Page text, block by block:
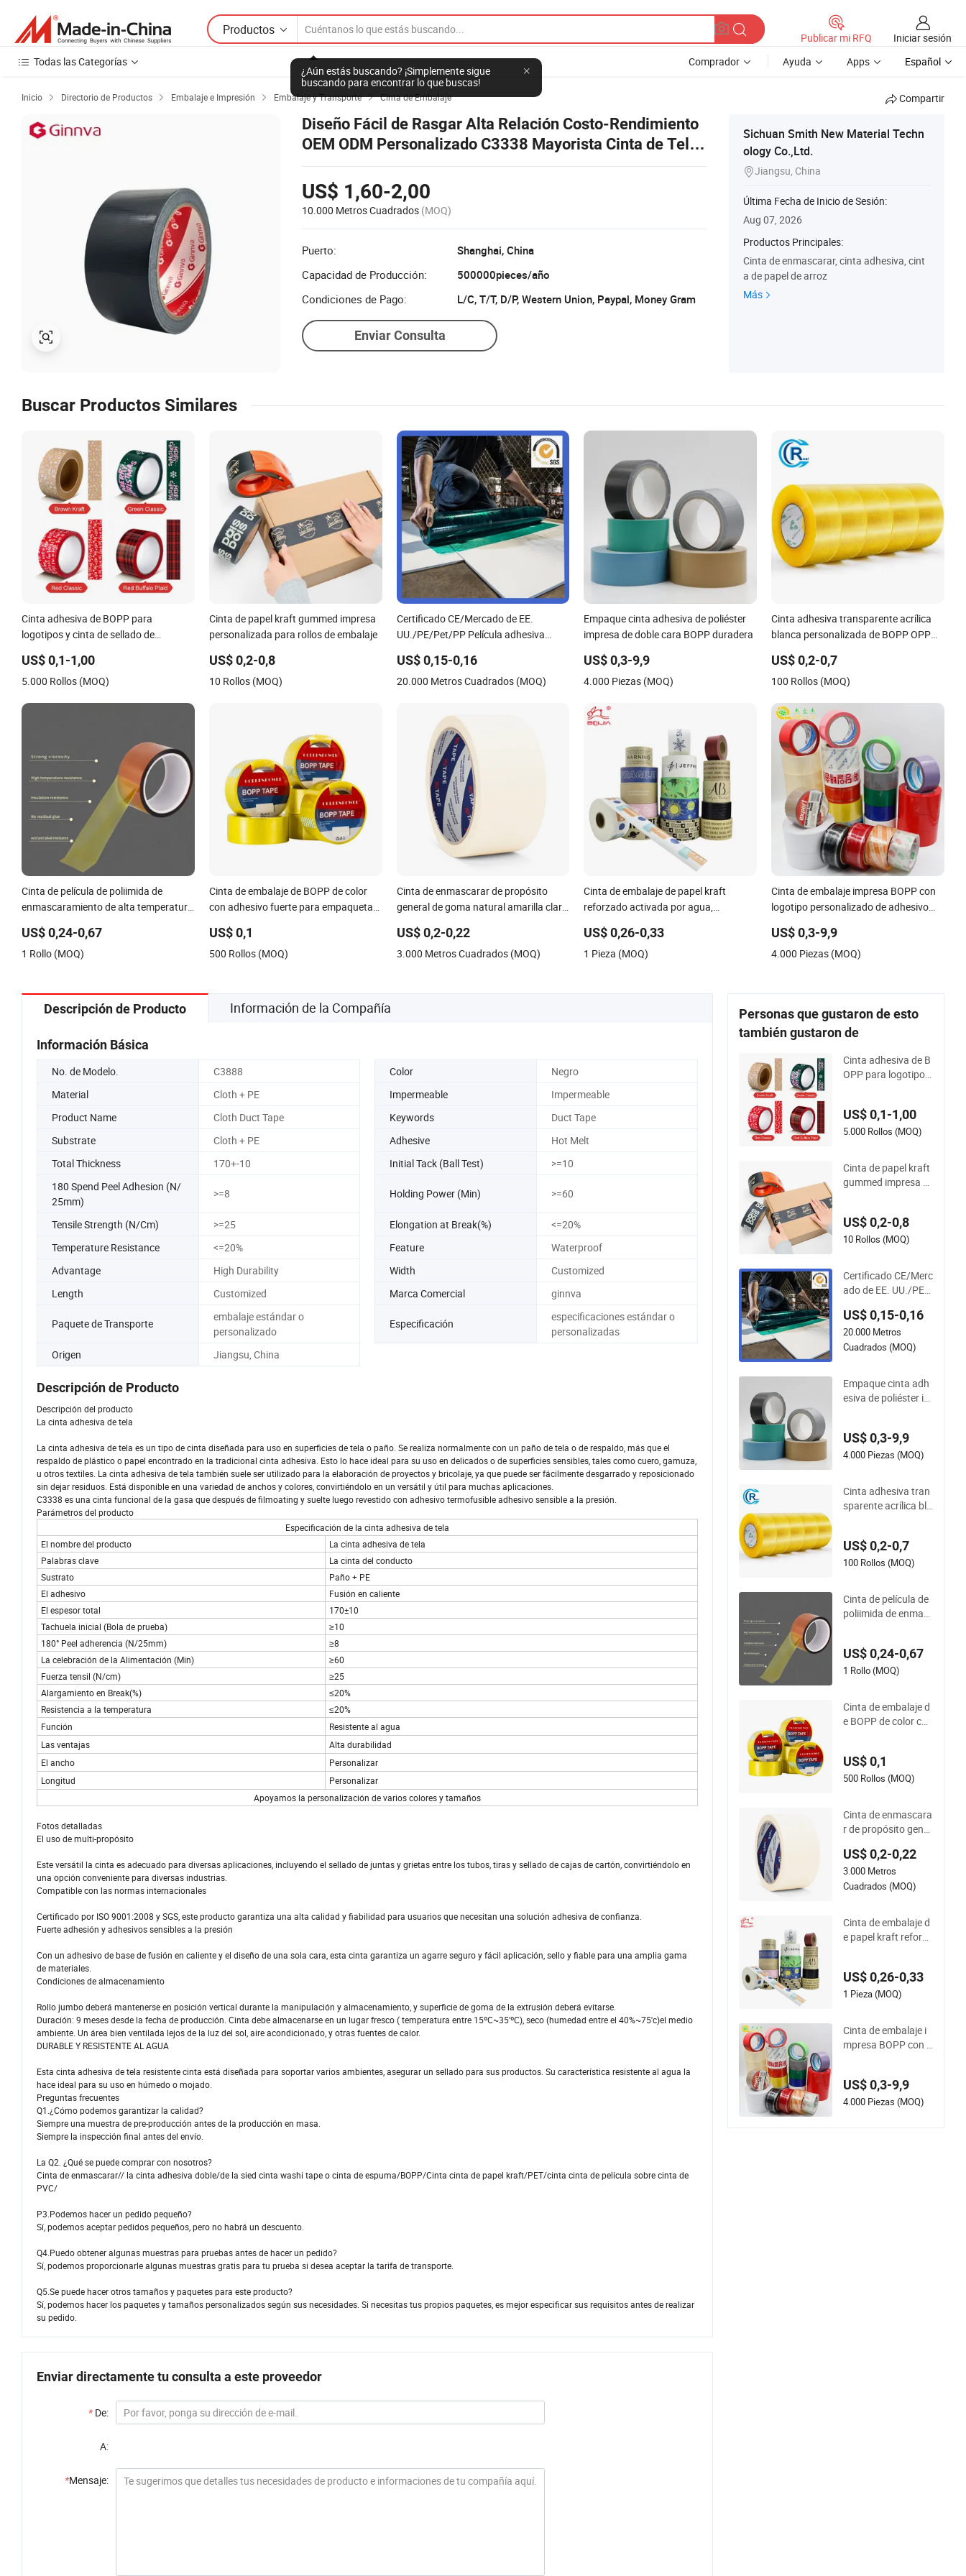
Productos
¿Aún estás buscando? ¡Simplemente sigue
buscando para encontrar lo que buscas!
Publicar mi RFQ
Iniciar sesión
Todas las Categorías
Comprador Ayuda Apps Español
Inicio  Directorio de Productos  Embalaje e Impresión  Embalaje y Transporte  Cinta de Embalaje Compartir
Diseño Fácil de Rasgar Alta Relación Costo-Rendimiento
OEM ODM Personalizado C3338 Mayorista Cinta de Tela
Barata
US$ 1,60-2,00
10.000 Metros Cuadrados (MOQ)
Puerto:
Shanghai, China
Capacidad de Producción:
500000pieces/año
Condiciones de Pago:
L/C, T/T, D/P, Western Union, Paypal, Money Gram
Enviar Consulta
Sichuan Smith New Material Techn
ology Co.,Ltd.
Jiangsu, China
Última Fecha de Inicio de Sesión:
Aug 07, 2026
Productos Principales:
Cinta de enmascarar, cinta adhesiva, cint
a de papel de arroz
Más
Buscar Productos Similares
Cinta adhesiva de BOPP para
logotipos y cinta de sellado de
cartón
US$ 0,1-1,00
5.000 Rollos (MOQ)
Cinta de papel kraft gummed impresa
personalizada para rollos de embalaje
US$ 0,2-0,8
10 Rollos (MOQ)
Certificado CE/Mercado de EE.
UU./PE/Pet/PP Película adhesiva
de acero/Alfombra/Corte por
troquelado/Envoltura
automóviles
US$ 0,15-0,16
20.000 Metros Cuadrados (MOQ)
Empaque cinta adhesiva de poliéster
impresa de doble cara BOPP duradera
US$ 0,3-9,9
4.000 Piezas (MOQ)
Cinta adhesiva transparente acrílica
blanca personalizada de BOPP OPP
sellado de cajas, envío y embalaje, con
impresión de logo en rollos jumbo
US$ 0,2-0,7
100 Rollos (MOQ)
Cinta de película de poliimida de
enmascaramiento de alta temperatura
de grosor personalizado
US$ 0,24-0,67
1 Rollo (MOQ)
Cinta de embalaje de BOPP de color
con adhesivo fuerte para empaquetar
US$ 0,1
500 Rollos (MOQ)
Cinta de enmascarar de propósito
general de goma natural amarilla clara
US$ 0,2-0,22
3.000 Metros Cuadrados (MOQ)
Cinta de embalaje de papel kraft
reforzado activada por agua,
US$ 0,26-0,33
1 Pieza (MOQ)
Cinta de embalaje impresa BOPP con
logotipo personalizado de adhesivo
eléctricos
US$ 0,3-9,9
4.000 Piezas (MOQ)
Descripción de Producto Información de la Compañía
Información Básica
No. de Modelo. C3888 Color
Negro
Material
Cloth + PE Impermeable
Impermeable
Product Name
Cloth Duct Tape Keywords
Duct Tape
Substrate
Cloth + PE Adhesive
Hot Melt
Total Thickness
170+-10 Initial Tack (Ball Test)
>=10
180 Spend Peel Adhesion (N/
25mm)
>=8 Holding Power (Min) >=60
Tensile Strength (N/Cm) >=25 Elongation at Break(%)
<=20%
Temperature Resistance
<=20% Feature
Waterproof
Advantage
High Durability Width
Customized
Length
Customized Marca Comercial ginnva
Paquete de Transporte
embalaje estándar o
personalizado
Especificación
especificaciones estándar o
personalizadas
Origen
Jiangsu, China
Descripción de Producto
Descripción del producto
La cinta adhesiva de tela
La cinta adhesiva de tela es un tipo de cinta diseñada para uso en superficies de tela o paño. Se realiza normalmente con un paño de tela o de respaldo, más que el
respaldo de plástico o papel encontrado en la tradicional cinta adhesiva. Esto lo hace ideal para su uso en delicados o de superficies sensibles, tales como cuero, gamuza,
u otros textiles. La cinta adhesiva de tela también suele ser utilizado para la elaboración de proyectos y bricolaje, ya que puede ser fácilmente desgarrado y reposicionado
sin dejar residuos. Está disponible en una variedad de anchos y colores, convirtiéndolo en un versátil y útil para muchas aplicaciones.
C3338 es una cinta funcional de la gasa que después de filmoating y suelte luego revestido con adhesivo termofusible adhesivo sensible a la presión.
Parámetros del producto
Especificación de la cinta adhesiva de tela
El nombre del producto
La cinta adhesiva de tela
Palabras clave
La cinta del conducto
Sustrato
Paño + PE
El adhesivo
Fusión en caliente
El espesor total
170±10
Tachuela inicial (Bola de prueba)
≥10
180° Peel adherencia (N/25mm)
≥8
La celebración de la Alimentación (Min)
≥60
Fuerza tensil (N/cm)
≥25
Alargamiento en Break(%)
≤20%
Resistencia a la temperatura
≤20%
Función
Resistente al agua
Las ventajas
Alta durabilidad
El ancho
Personalizar
Longitud
Personalizar
Apoyamos la personalización de varios colores y tamaños
Fotos detalladas
El uso de multi-propósito
Este versátil la cinta es adecuado para diversas aplicaciones, incluyendo el sellado de juntas y grietas entre los tubos, tiras y sellado de cajas de cartón, convirtiéndolo en
una opción conveniente para diversas industrias.
Compatible con las normas internacionales
Certificado por ISO 9001:2008 y SGS, este producto garantiza una alta calidad y fiabilidad para usuarios que necesitan una solución adhesiva de confianza.
Fuerte adhesión y adhesivos sensibles a la presión
Con un adhesivo de base de fusión en caliente y el diseño de una sola cara, esta cinta garantiza un agarre seguro y fácil aplicación, sello y fiable para una amplia gama
de materiales.
Condiciones de almacenamiento
Rollo jumbo deberá mantenerse en posición vertical durante la manipulación y almacenamiento, y superficie de goma de la extrusión deberá evitarse.
Duración: 9 meses desde la fecha de producción. Cinta debe almacenarse en un lugar fresco ( temperatura entre 15ºC~35'ºC), seco (humedad entre el 40%~75'c)el medio
ambiente. Un área bien ventilada lejos de la luz del sol, aire acondicionado, y otras fuentes de calor.
DURABLE Y RESISTENTE AL AGUA
Esta cinta adhesiva de tela resistente cinta está diseñada para soportar varios ambientes, asegurar un sellado para sus productos. Su característica resistente al agua la
hace ideal para su uso en húmedo o mojado.
Preguntas frecuentes
Q1.¿Cómo podemos garantizar la calidad?
Siempre una muestra de pre-producción antes de la producción en masa.
Siempre la inspección final antes del envío.
La Q2. ¿Qué se puede comprar con nosotros?
Cinta de enmascarar// la cinta adhesiva doble/de la sied cinta washi tape o cinta de espuma/BOPP/Cinta cinta de papel kraft/PET/cinta cinta de película sobre cinta de
PVC/
P3.Podemos hacer un pedido pequeño?
Sí, podemos aceptar pedidos pequeños, pero no habrá un descuento.
Q4.Puedo obtener algunas muestras para pruebas antes de hacer un pedido?
Sí, podemos proporcionarle algunas muestras gratis para tu prueba si desea aceptar la tarifa de transporte.
Q5.Se puede hacer otros tamaños y paquetes para este producto?
Sí, podemos hacer los paquetes y tamaños personalizados según sus necesidades. Si necesitas tus propios paquetes, es mejor especificar sus requisitos antes de realizar
su pedido.
Enviar directamente tu consulta a este proveedor
* De:
A:
*Mensaje:
Personas que gustaron de esto
también gustaron de
Cinta adhesiva de B
OPP para logotipos
sión de cajas de car
tón
US$ 0,1-1,00
5.000 Rollos (MOQ)
Cinta de papel kraft
gummed impresa p
US$ 0,2-0,8
10 Rollos (MOQ)
Certificado CE/Merc
ado de EE. UU./PE/
esiva protectora de
superficie para perfi
les de acero/Alfomb
mática/Corte láser/
Transporte de auto
US$ 0,15-0,16
20.000 Metros
Cuadrados (MOQ)
Empaque cinta adh
esiva de poliéster im
US$ 0,3-9,9
4.000 Piezas (MOQ)
Cinta adhesiva tran
sparente acrílica bla
meable, fuerte y cris
talina para sellado d
de logo en rollos ju
mbo
US$ 0,2-0,7
100 Rollos (MOQ)
Cinta de película de
poliimida de enmas
rente y antiestática
0.06mm de grosor p
US$ 0,24-0,67
1 Rollo (MOQ)
Cinta de embalaje d
e BOPP de color con
US$ 0,1
500 Rollos (MOQ)
Cinta de enmascara
r de propósito gener
amarilla clara del gr
upo Yg
US$ 0,2-0,22
3.000 Metros
Cuadrados (MOQ)
Cinta de embalaje d
e papel kraft reforza
primible y ecológica
US$ 0,26-0,33
1 Pieza (MOQ)
Cinta de embalaje i
mpresa BOPP con l
te para aislamiento
de ductos eléctricos
US$ 0,3-9,9
4.000 Piezas (MOQ)